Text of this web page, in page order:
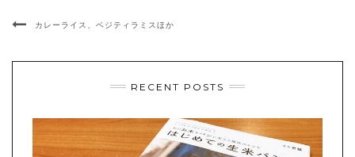
カレーライス、ベジティラミスほか
RECENT POSTS